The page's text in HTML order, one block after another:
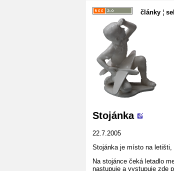
články ¦
Stojánka
22.7.2005
Stojánka je místo na letišti,
Na stojánce čeká letadlo
nastupuje a vystupuje zde